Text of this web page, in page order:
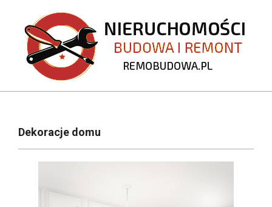
content
REMOBUDOWA.PL
NavigationDekoracje domu